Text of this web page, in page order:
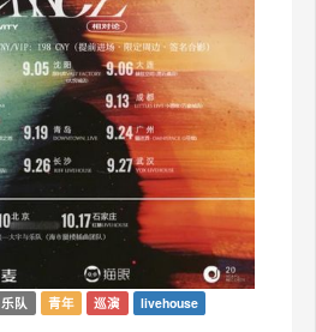
乐队 青年 巡演 livehouse